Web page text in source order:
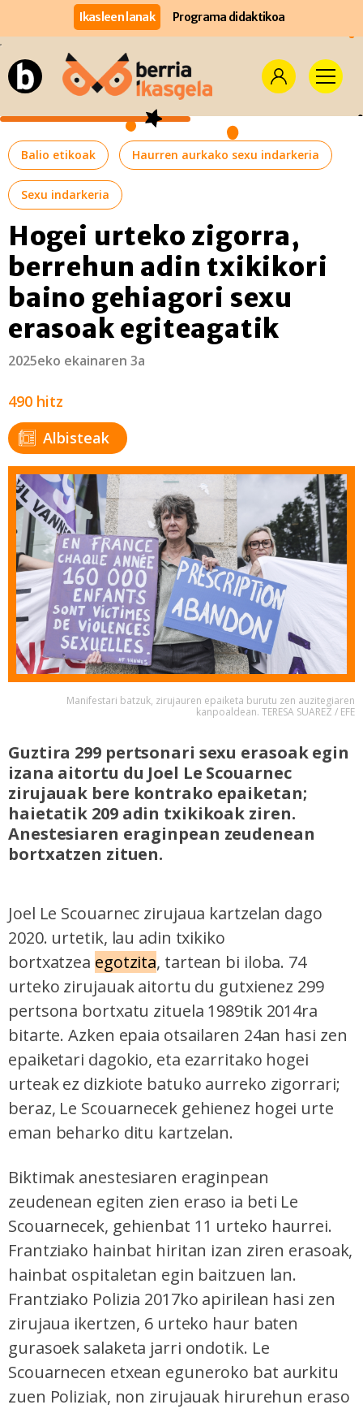
Ikasleen lanak Programa didaktikoa
Balio etikoak Haurren aurkako sexu indarkeria
Sexu indarkeria
Hogei urteko zigorra,
berrehun adin txikikori
baino gehiagori sexu
erasoak egiteagatik
2025eko ekainaren 3a
490 hitz
Albisteak
Manifestari batzuk, zirujauren epaiketa burutu zen auzitegiaren
kanpoaldean. TERESA SUAREZ / EFE
Guztira 299 pertsonari sexu erasoak egin
izana aitortu du Joel Le Scouarnec
zirujauak bere kontrako epaiketan;
haietatik 209 adin txikikoak ziren.
Anestesiaren eraginpean zeudenean
bortxatzen zituen.
Joel Le Scouarnec zirujaua kartzelan dago
2020. urtetik, lau adin txikiko
bortxatzea egotzita, tartean bi iloba. 74
urteko zirujauak aitortu du gutxienez 299
pertsona bortxatu zituela 1989tik 2014ra
bitarte. Azken epaia otsailaren 24an hasi zen
epaiketari dagokio, eta ezarritako hogei
urteak ez dizkiote batuko aurreko zigorrari;
beraz, Le Scouarnecek gehienez hogei urte
eman beharko ditu kartzelan.
Biktimak anestesiaren eraginpean
zeudenean egiten zien eraso ia beti Le
Scouarnecek, gehienbat 11 urteko haurrei.
Frantziako hainbat hiritan izan ziren erasoak,
hainbat ospitaletan egin baitzuen lan.
Frantziako Polizia 2017ko apirilean hasi zen
zirujaua ikertzen, 6 urteko haur baten
gurasoek salaketa jarri ondotik. Le
Scouarnecen etxean eguneroko bat aurkitu
zuen Poliziak, non zirujauak hirurehun eraso